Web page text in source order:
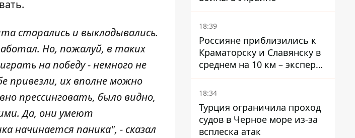
старались и выкладывались.
Но, пожалуй, в таких
на победу - немного не
их вполне можно
прессинговать, было видно,
Да, они умеют
начинается паника", - сказал
18:39
Россияне приблизились к
Краматорску и Славянску в
среднем на 10 км – эксперт
предупредил об усилении
наступления
18:34
Турция ограничила проход
судов в Черное море из-за
всплеска атак